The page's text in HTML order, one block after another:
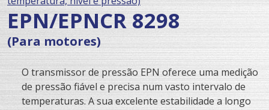
EPN/EPNCR 8298
(Para motores)
O transmissor de pressão EPN oferece uma medição
de pressão fiável e precisa num vasto intervalo de
temperaturas. A sua excelente estabilidade a longo